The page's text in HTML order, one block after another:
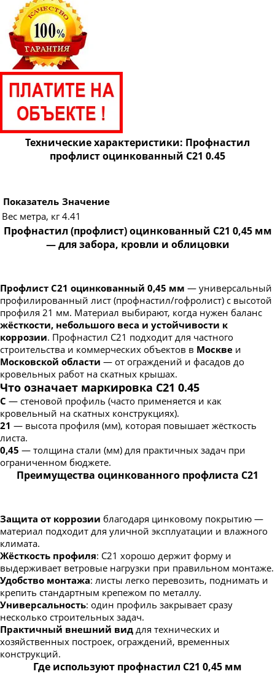
Технические характеристики: Профнастил
профлист оцинкованный С21 0.45
Показатель Значение
Вес метра, кг 4.41
Профнастил (профлист) оцинкованный С21 0,45 мм
— для забора, кровли и облицовки
Профлист С21 оцинкованный 0,45 мм — универсальный
профилированный лист (профнастил/гофролист) с высотой
профиля 21 мм. Материал выбирают, когда нужен баланс
жёсткости, небольшого веса и устойчивости к
коррозии. Профнастил С21 подходит для частного
строительства и коммерческих объектов в Москве и
Московской области — от ограждений и фасадов до
кровельных работ на скатных крышах.
Что означает маркировка С21 0.45
С — стеновой профиль (часто применяется и как
кровельный на скатных конструкциях).
21 — высота профиля (мм), которая повышает жёсткость
листа.
0,45 — толщина стали (мм) для практичных задач при
ограниченном бюджете.
Преимущества оцинкованного профлиста С21
Защита от коррозии благодаря цинковому покрытию —
материал подходит для уличной эксплуатации и влажного
климата.
Жёсткость профиля: С21 хорошо держит форму и
выдерживает ветровые нагрузки при правильном монтаже.
Удобство монтажа: листы легко перевозить, поднимать и
крепить стандартным крепежом по металлу.
Универсальность: один профиль закрывает сразу
несколько строительных задач.
Практичный внешний вид для технических и
хозяйственных построек, ограждений, временных
конструкций.
Где используют профнастил С21 0,45 мм